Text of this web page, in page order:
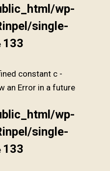
wp-
single-
133
constant c -
an Error in a future
wp-
single-
133